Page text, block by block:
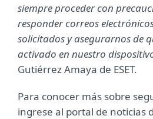
siempre proceder con
responder correos
solicitados y asegurarnos de
activado en nuestro
Gutiérrez Amaya de ESET.
Para conocer más sobre
ingrese al portal de noticias